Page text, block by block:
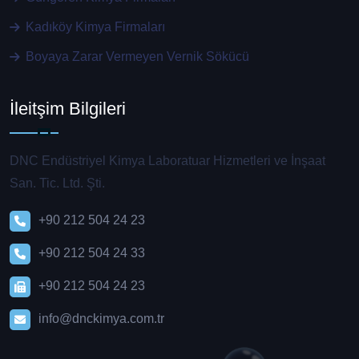
Kadıköy Kimya Firmaları
Boyaya Zarar Vermeyen Vernik Sökücü
İleitşim Bilgileri
DNC Endüstriyel Kimya Laboratuar Hizmetleri ve İnşaat
San. Tic. Ltd. Şti.
+90 212 504 24 23
+90 212 504 24 33
+90 212 504 24 23
info@dnckimya.com.tr